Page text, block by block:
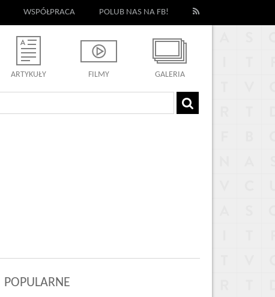
WSPÓŁPRACA POLUB NAS NA FB!
ARTYKUŁY FILMY GALERIA
POPULARNE